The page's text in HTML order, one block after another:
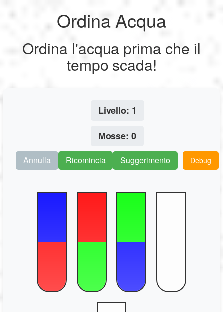
SEO
My Profile
My Reports
English
Français
Español
Italiano
Nederlands
Türkçe
Ordina Acqua
Ordina l'acqua prima che il
tempo scada!
My Profile
Logout
Livello: 1
Mosse:0
Annulla Ricomincia Suggerimento Debug